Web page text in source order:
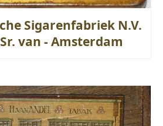
Sigarenfabriek N.V.
van - Amsterdam